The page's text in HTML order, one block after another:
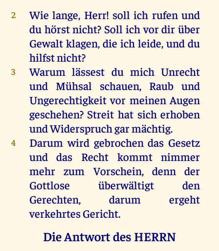
2
Wie lange, Herr! soll ich rufen und
du hörst nicht? Soll ich vor dir über
Gewalt klagen, die ich leide, und du
hilfst nicht?
3
Warum lässest du mich Unrecht
und Mühsal schauen, Raub und
Ungerechtigkeit vor meinen Augen
geschehen? Streit hat sich erhoben
und Widerspruch gar mächtig.
4
Darum wird gebrochen das Gesetz
und das Recht kommt nimmer
mehr zum Vorschein, denn der
Gottlose überwältigt den
Gerechten, darum ergeht
verkehrtes Gericht.
Die Antwort des HERRN